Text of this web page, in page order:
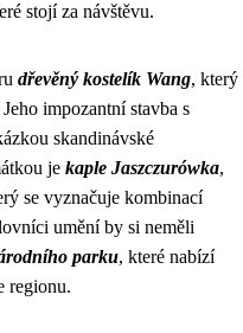
stojí za návštěvu.
dřevěný kostelík Wang, který
impozantní stavba s
skandinávské
je kaple Jaszczurówka,
se vyznačuje kombinací
umění by si neměli
parku, které nabízí
regionu.